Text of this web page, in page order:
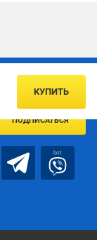
КУПИТЬ
об акцияx и
ПОДПИСАТЬСЯ
bot